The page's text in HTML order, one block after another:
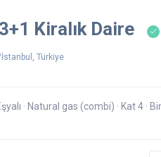
3+1 Kiralık Daire
Türkiye
· Natural gas (combi) · Kat 4 ·